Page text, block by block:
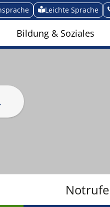
Leichte Sprache
Bildung & Soziales
Notrufe